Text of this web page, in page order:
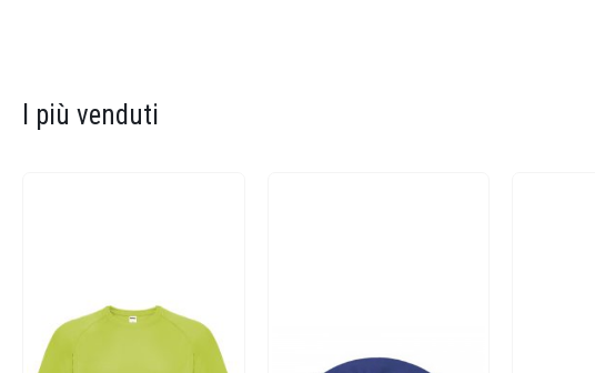
I più venduti